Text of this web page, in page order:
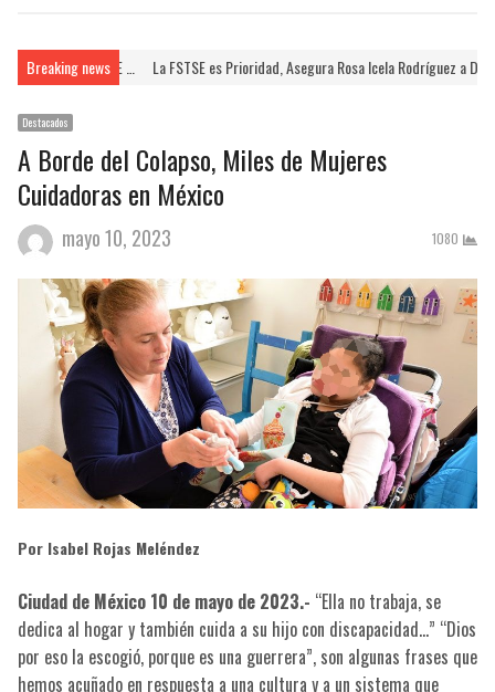
Breaking news
Brinda FSTSE … La FSTSE es Prioridad, Asegura Rosa Icela Rodríguez a
Destacados
A Borde del Colapso, Miles de Mujeres
Cuidadoras en México
mayo 10, 2023 1080
Por Isabel Rojas Meléndez
Ciudad de México 10 de mayo de 2023.- “Ella no trabaja, se
dedica al hogar y también cuida a su hijo con discapacidad…” “Dios
por eso la escogió, porque es una guerrera”, son algunas frases que
hemos acuñado en respuesta a una cultura y a un sistema que